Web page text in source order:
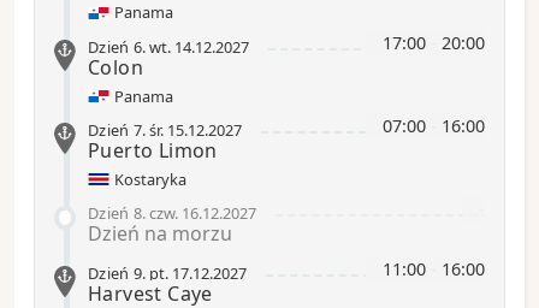
Panama
17:00 20:00
Dzień 6.wt. 14.12.2027
Colon
Panama
07:00 16:00
Dzień 7.śr. 15.12.2027
Puerto Limon
Kostaryka
Dzień 8.czw. 16.12.2027
Dzień na morzu
11:00 16:00
Dzień 9. pt. 17.12.2027
Harvest Caye